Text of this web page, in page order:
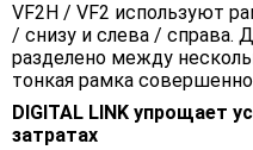
VF2H / VF2 используют
/ снизу и слева / справа.
разделено между
тонкая рамка совершенно
DIGITAL LINK упрощает
затратах